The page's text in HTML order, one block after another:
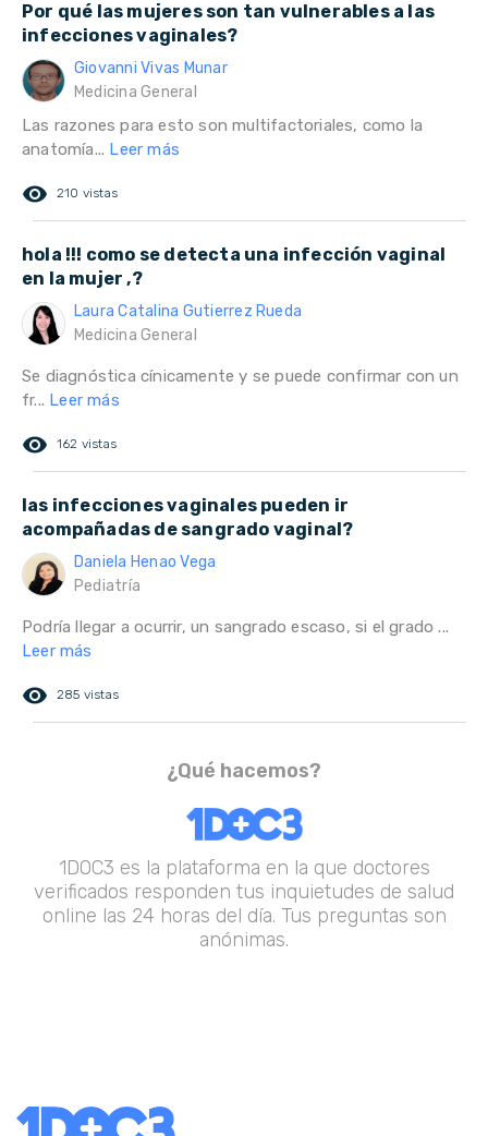
Por qué las mujeres son tan vulnerables a las
infecciones vaginales?
Giovanni Vivas Munar
Medicina General
Las razones para esto son multifactoriales, como la
anatomía... Leer más
remove_red_eye 210 vistas
hola !!! como se detecta una infección vaginal
en la mujer ,?
Laura Catalina Gutierrez Rueda
Medicina General
Se diagnóstica cínicamente y se puede confirmar con un
fr... Leer más
remove_red_eye 162 vistas
las infecciones vaginales pueden ir
acompañadas de sangrado vaginal?
Daniela Henao Vega
Pediatría
Podría llegar a ocurrir, un sangrado escaso, si el grado ...
Leer más
remove_red_eye 285 vistas
¿Qué hacemos?
1DOC3 es la plataforma en la que doctores
verificados responden tus inquietudes de salud
online las 24 horas del día. Tus preguntas son
anónimas.